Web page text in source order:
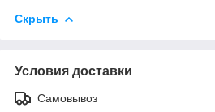
Скрыть
Условия доставки
Самовывоз